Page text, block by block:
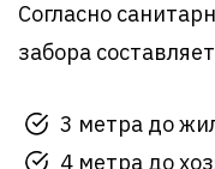
Согласно
забора
3 метра до
4 метра до